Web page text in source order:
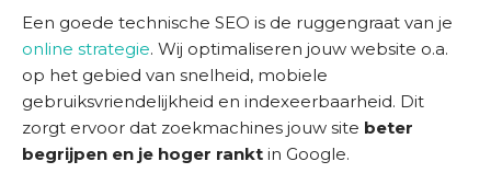
Een goede technische SEO is de ruggengraat van je
online strategie. Wij optimaliseren jouw website o.a.
op het gebied van snelheid, mobiele
gebruiksvriendelijkheid en indexeerbaarheid. Dit
zorgt ervoor dat zoekmachines jouw site beter
begrijpen en je hoger rankt in Google.